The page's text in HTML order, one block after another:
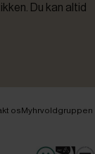
Du kan altid
os Myhrvoldgruppen